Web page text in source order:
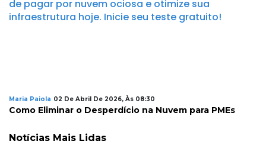
Maria Paiola 02 De Abril De 2026, Às 08:30
Como Eliminar o Desperdício na Nuvem para PMEs
Notícias Mais Lidas